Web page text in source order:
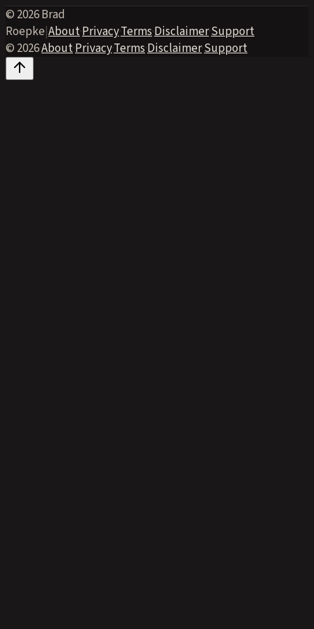
© 2026 Brad
Roepke|About·Privacy·Terms·Disclaimer·Support
© 2026·About·Privacy·Terms·Disclaimer·Support